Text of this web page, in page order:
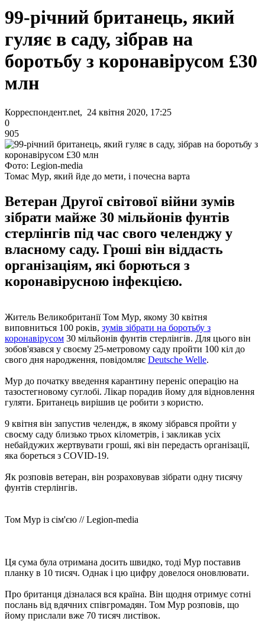
99-річний британець, який
гуляє в саду, зібрав на
боротьбу з коронавірусом £30
млн
Корреспондент.net, 24 квітня 2020, 17:25
0
905
Фото: Legion-media
Томас Мур, який йде до мети, і почесна варта
Ветеран Другої світової війни зумів
зібрати майже 30 мільйонів фунтів
стерлінгів під час свого челенджу у
власному саду. Гроші він віддасть
організаціям, які борються з
коронавірусною інфекцією.
Житель Великобританії Том Мур, якому 30 квітня
виповниться 100 років, зумів зібрати на боротьбу з
коронавірусом 30 мільйонів фунтів стерлінгів. Для цього він
зобов'язався у своєму 25-метровому саду пройти 100 кіл до
свого дня народження, повідомляє Deutsche Welle.
Мур до початку введення карантину переніс операцію на
тазостегновому суглобі. Лікар порадив йому для відновлення
гуляти. Британець вирішив це робити з користю.
9 квітня він запустив челендж, в якому зібрався пройти у
своєму саду близько трьох кілометрів, і закликав усіх
небайдужих жертвувати гроші, які він передасть організації,
яка бореться з COVID-19.
Як розповів ветеран, він розраховував зібрати одну тисячу
фунтів стерлінгів.
Том Мур із сім'єю // Legion-media
Ця сума була отримана досить швидко, тоді Мур поставив
планку в 10 тисяч. Однак і цю цифру довелося оновлювати.
Про британця дізналася вся країна. Він щодня отримує сотні
послань від вдячних співгромадян. Том Мур розповів, що
йому прислали вже 70 тисяч листівок.